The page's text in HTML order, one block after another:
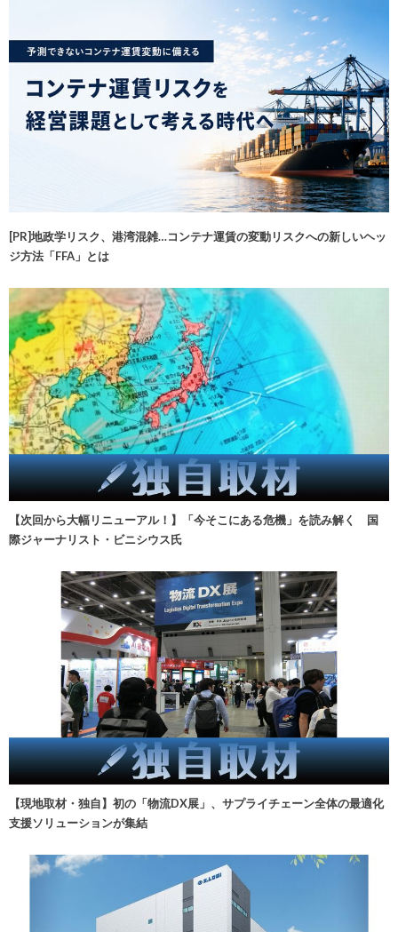
[PR]地政学リスク、港湾混雑…コンテナ運賃の変動リスクへの新しいヘッ
ジ方法「FFA」とは
【次回から大幅リニューアル！】「今そこにある危機」を読み解く 国
際ジャーナリスト・ビニシウス氏
【現地取材・独自】初の「物流DX展」、サプライチェーン全体の最適化
支援ソリューションが集結